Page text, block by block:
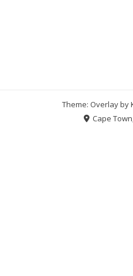
Theme: Overlay by
Cape